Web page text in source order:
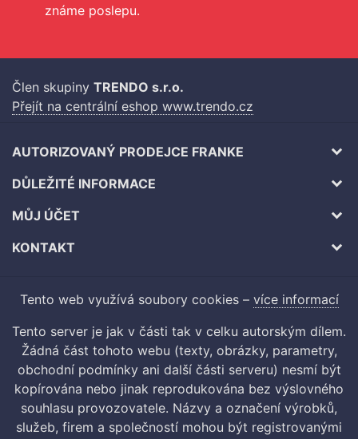
známe poslepu.
Člen skupiny TRENDO s.r.o.
Přejít na centrální eshop www.trendo.cz
AUTORIZOVANÝ PRODEJCE FRANKE
DŮLEŽITÉ INFORMACE
MŮJ ÚČET
KONTAKT
Tento web využívá soubory cookies – více informací
Tento server je jak v části tak v celku autorským dílem.
Žádná část tohoto webu (texty, obrázky, parametry,
obchodní podmínky ani další části serveru) nesmí být
kopírována nebo jinak reprodukována bez výslovného
souhlasu provozovatele. Názvy a označení výrobků,
služeb, firem a společností mohou být registrovanými